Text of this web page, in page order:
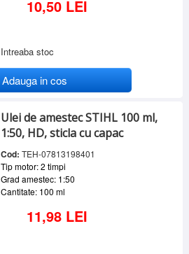
10,50 LEI
Intreaba stoc
Adauga in cos
Ulei de amestec STIHL 100 ml,
1:50, HD, sticla cu capac
Cod: TEH-07813198401
Tip motor: 2 timpi
Grad amestec: 1:50
Cantitate: 100 ml
11,98 LEI